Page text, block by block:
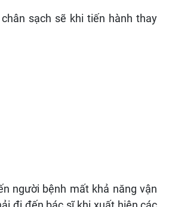
sạch sẽ khi tiến hành thay
người bệnh mất khả năng vận